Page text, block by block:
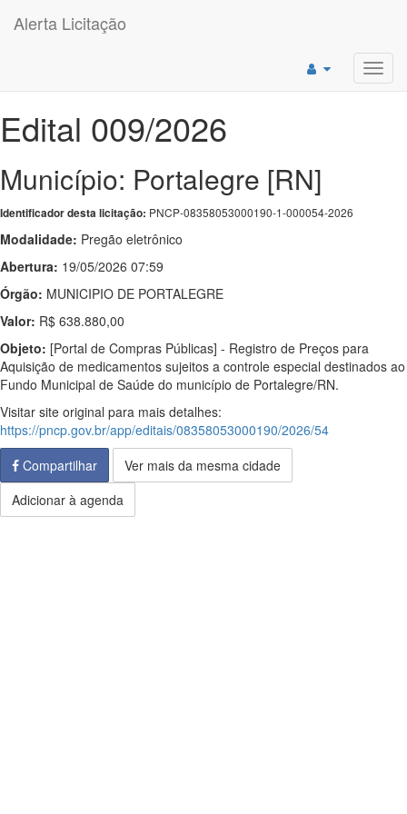
Alerta Licitação
Edital 009/2026
Município: Portalegre [RN]
Identificador desta licitação: PNCP-08358053000190-1-000054-2026
Modalidade: Pregão eletrônico
Abertura: 19/05/2026 07:59
Órgão: MUNICIPIO DE PORTALEGRE
Valor: R$ 638.880,00
Objeto: [Portal de Compras Públicas] - Registro de Preços para
Aquisição de medicamentos sujeitos a controle especial destinados ao
Fundo Municipal de Saúde do município de Portalegre/RN.
Visitar site original para mais detalhes:
https://pncp.gov.br/app/editais/08358053000190/2026/54
Compartilhar
Ver mais da mesma cidade
Adicionar à agenda